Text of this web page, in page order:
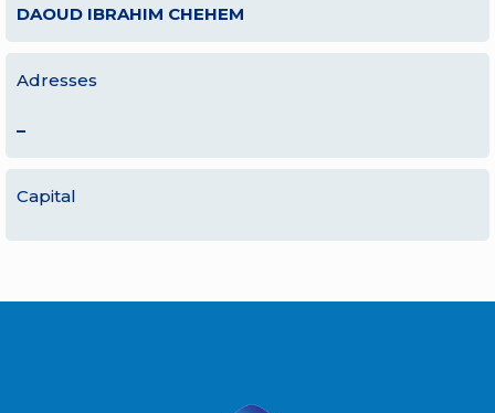
DAOUD IBRAHIM CHEHEM
Adresses
–
Capital